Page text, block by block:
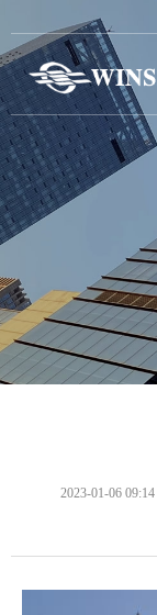
2023-01-06 09:14